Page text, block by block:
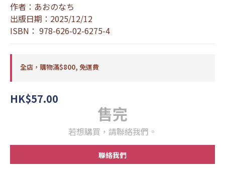
作者：あおのなち
出版日期：2025/12/12
ISBN： 978-626-02-6275-4
全店，購物滿$800, 免運費
HK$57.00
售完
若想購買，請聯絡我們。
聯絡我們